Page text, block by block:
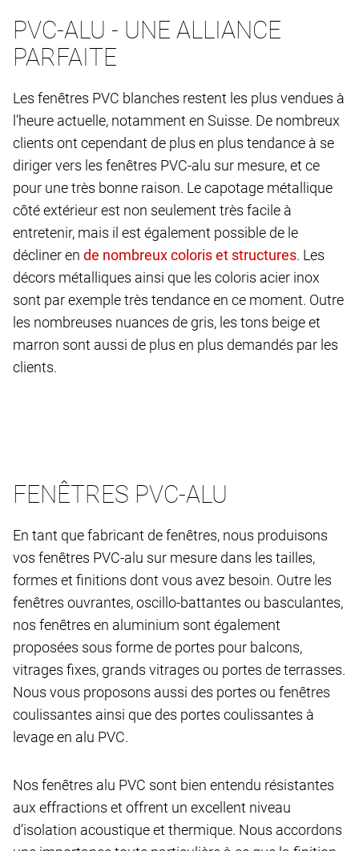
PVC-ALU - UNE ALLIANCE
PARFAITE
Les fenêtres PVC blanches restent les plus vendues à
l’heure actuelle, notamment en Suisse. De nombreux
clients ont cependant de plus en plus tendance à se
diriger vers les fenêtres PVC-alu sur mesure, et ce
pour une très bonne raison. Le capotage métallique
côté extérieur est non seulement très facile à
entretenir, mais il est également possible de le
décliner en
. Les
décors métalliques ainsi que les coloris acier inox
sont par exemple très tendance en ce moment. Outre
les nombreuses nuances de gris, les tons beige et
marron sont aussi de plus en plus demandés par les
clients.
FENÊTRES PVC-ALU
En tant que fabricant de fenêtres, nous produisons
vos fenêtres PVC-alu sur mesure dans les tailles,
formes et finitions dont vous avez besoin. Outre les
fenêtres ouvrantes, oscillo-battantes ou basculantes,
nos fenêtres en aluminium sont également
proposées sous forme de portes pour balcons,
vitrages fixes, grands vitrages ou portes de terrasses.
Nous vous proposons aussi des portes ou fenêtres
coulissantes ainsi que des portes coulissantes à
levage en alu PVC.
Nos fenêtres alu PVC sont bien entendu résistantes
aux effractions et offrent un excellent niveau
d’isolation acoustique et thermique. Nous accordons